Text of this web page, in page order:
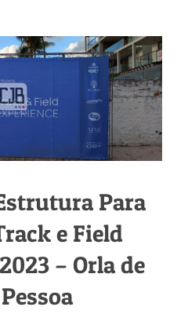
Para
e Field
– Orla de